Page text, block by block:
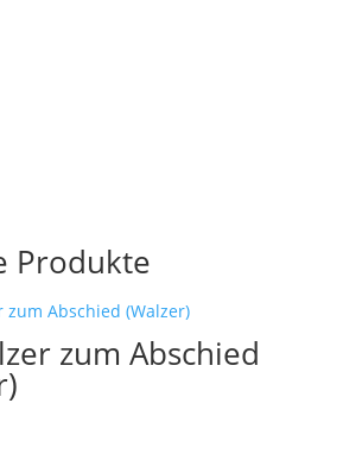
Produkte
zum Abschied